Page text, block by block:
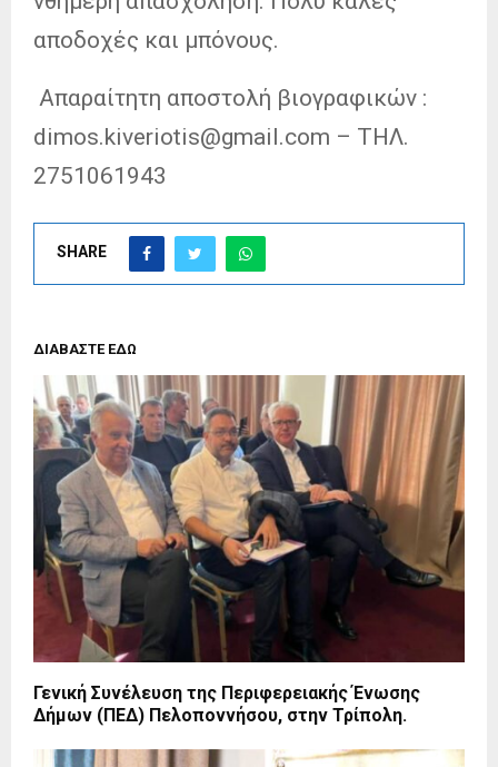
αποδοχές και μπόνους.
Απαραίτητη αποστολή βιογραφικών :
dimos.kiveriotis@gmail.com – ΤΗΛ.
2751061943
SHARE
ΔΙΑΒΑΣΤΕ ΕΔΩ
Γενική Συνέλευση της Περιφερειακής Ένωσης
Δήμων (ΠΕΔ) Πελοποννήσου, στην Τρίπολη.